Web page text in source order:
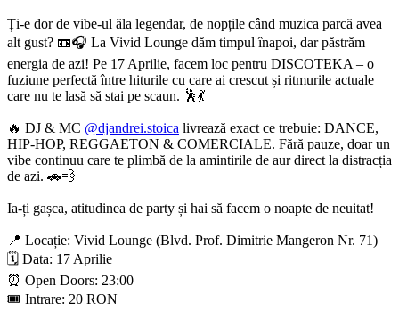
Ți-e dor de vibe-ul ăla legendar, de nopțile când muzica parcă avea
alt gust? 📼🎧 La Vivid Lounge dăm timpul înapoi, dar păstrăm
energia de azi! Pe 17 Aprilie, facem loc pentru DISCOTEKA – o
fuziune perfectă între hiturile cu care ai crescut și ritmurile actuale
care nu te lasă să stai pe scaun. 🕺💃
🔥 DJ & MC @djandrei.stoica livrează exact ce trebuie: DANCE,
HIP-HOP, REGGAETON & COMERCIALE. Fără pauze, doar un
vibe continuu care te plimbă de la amintirile de aur direct la distracția
de azi. 🚗💨
Ia-ți gașca, atitudinea de party și hai să facem o noapte de neuitat!
📍 Locație: Vivid Lounge (Blvd. Prof. Dimitrie Mangeron Nr. 71)
🗓️ Data: 17 Aprilie
⏰ Open Doors: 23:00
🎟️ Intrare: 20 RON